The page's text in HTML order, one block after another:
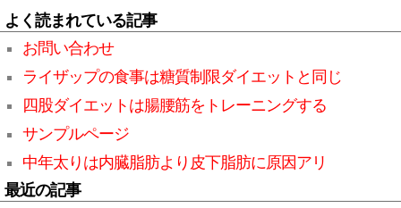
よく読まれている記事
お問い合わせ
ライザップの食事は糖質制限ダイエットと同じ
四股ダイエットは腸腰筋をトレーニングする
サンプルページ
中年太りは内臓脂肪より皮下脂肪に原因アリ
最近の記事